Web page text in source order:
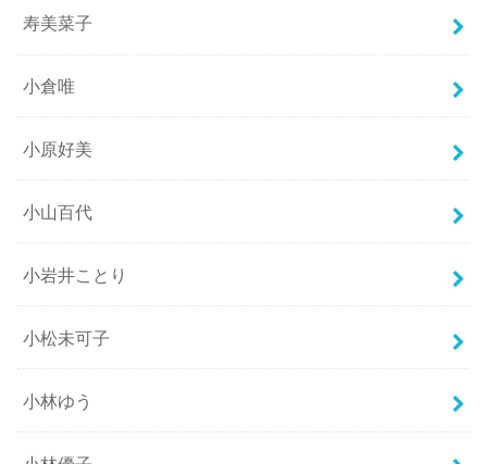
寿美菜子
小倉唯
小原好美
小山百代
小岩井ことり
小松未可子
小林ゆう